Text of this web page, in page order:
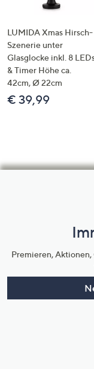
LUMIDA Xmas Hirsch-
Szenerie unter
Glasglocke inkl. 8
& Timer Höhe ca.
42cm, Ø 22cm
€ 39,99
Premieren,